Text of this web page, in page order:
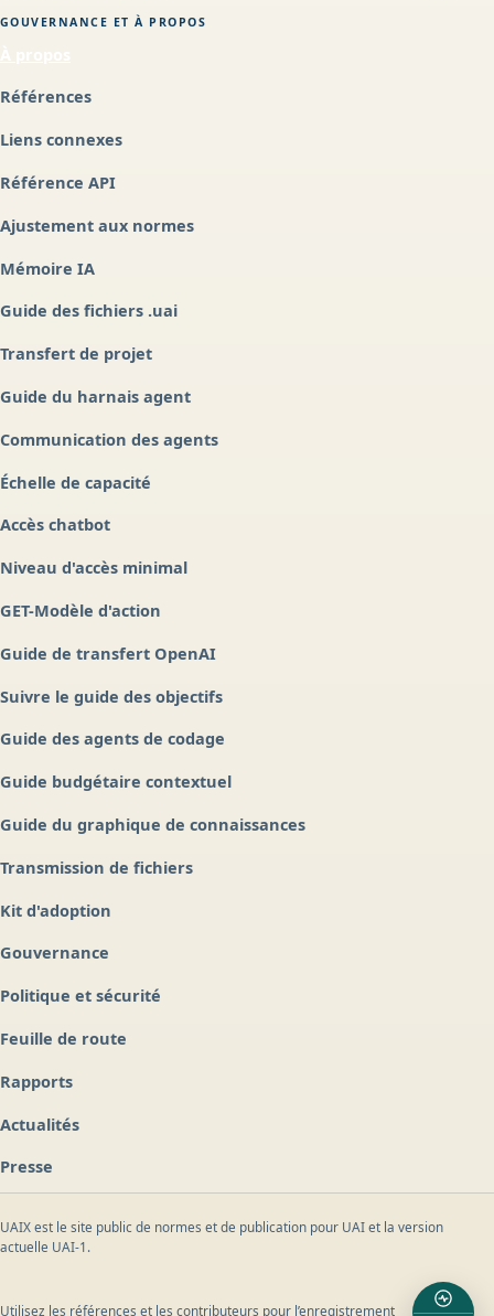
GOUVERNANCE ET À PROPOS
Références
Liens connexes
Référence API
Ajustement aux normes
Mémoire IA
Guide des fichiers .uai
Transfert de projet
Guide du harnais agent
Communication des agents
Échelle de capacité
Accès chatbot
Niveau d'accès minimal
GET-Modèle d'action
Guide de transfert OpenAI
Suivre le guide des objectifs
Guide des agents de codage
Guide budgétaire contextuel
Guide du graphique de connaissances
Transmission de fichiers
Kit d'adoption
Gouvernance
Politique et sécurité
Feuille de route
Rapports
Actualités
Presse
UAIX est le site public de normes et de publication pour UAI et la version
actuelle UAI-1.
Utilisez les références et les contributeurs pour l’enregistrement